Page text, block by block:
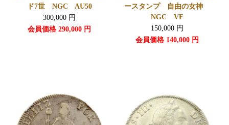
ド7世 NGC AU50
300,000 円
会員価格 290,000 円
ースタンプ 自由の女神
NGC VF
150,000 円
会員価格 140,000 円